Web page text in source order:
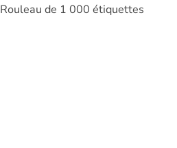
Rouleau de 1 000 étiquettes